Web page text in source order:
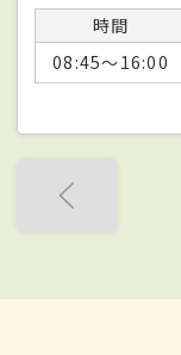
時間
08:45～16:00